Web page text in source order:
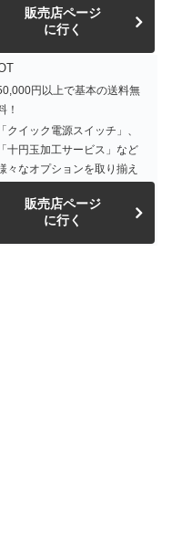
販売店ページ
に行く
円以上で基本の送料無
！
「クイック電源スイッチ」、
「十円玉加工サービス」など
々なオプションを取り揃え
販売店ページ
に行く